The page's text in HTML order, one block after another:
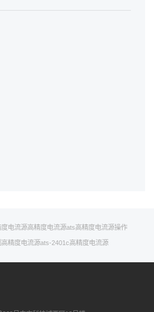
度电流源高精度电流源ats高精度电流源操作
精度电流源ats-2401c高精度电流源